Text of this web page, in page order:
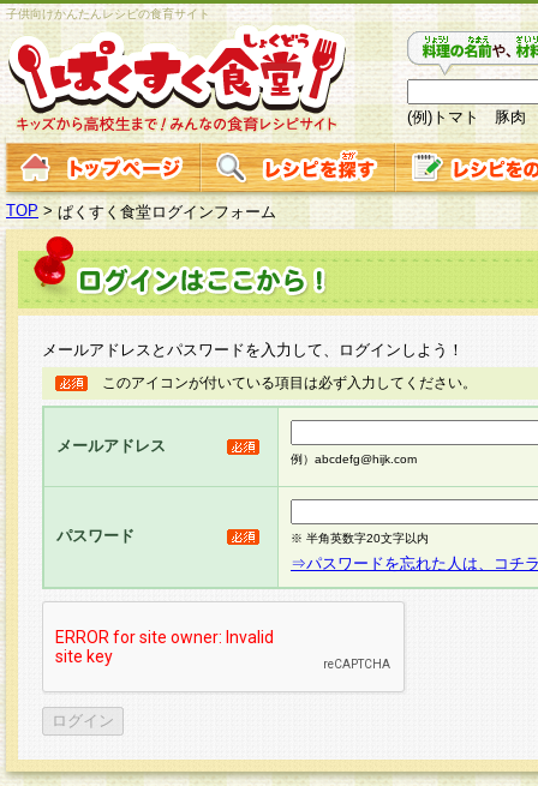
子供向けかんたんレシピの食育サイト
(例)トマト 豚肉
TOP > ぱくすく食堂ログインフォーム
メールアドレスとパスワードを入力して、ログインしよう！
このアイコンが付いている項目は必ず入力してください。
メールアドレス
例）abcdefg@hijk.com
パスワード ※ 半角英数字20文字以内
⇒パスワードを忘れた人は、コチ